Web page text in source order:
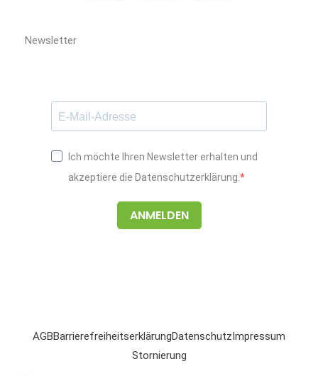
Newsletter
Ich möchte Ihren Newsletter erhalten und
akzeptiere die Datenschutzerklärung.
ANMELDEN
AGBBarrierefreiheitserklärungDatenschutzImpressum
Stornierung